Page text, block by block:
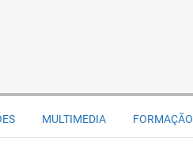
MULTIMEDIA FORMAÇÃO